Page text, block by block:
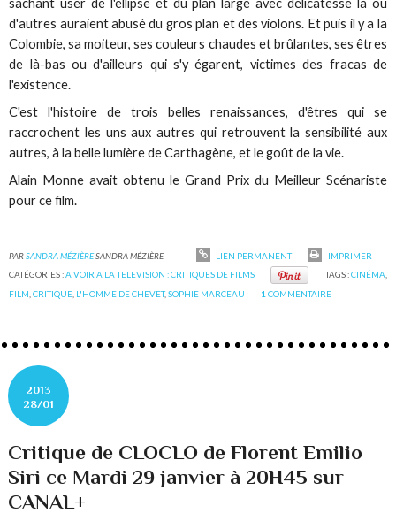
d'autres auraient abusé du gros plan et des violons. Et puis il y a la
Colombie, sa moiteur, ses couleurs chaudes et brûlantes, ses êtres
de là-bas ou d'ailleurs qui s'y égarent, victimes des fracas de
l'existence.
C'est l'histoire de trois belles renaissances, d'êtres qui se
raccrochent les uns aux autres qui retrouvent la sensibilité aux
autres, à la belle lumière de Carthagène, et le goût de la vie.
Alain Monne avait obtenu le Grand Prix du Meilleur Scénariste
pour ce film.
PARSANDRA MÉZIÈRESANDRA MÉZIÈRE LIEN PERMANENT
IMPRIMER
CATÉGORIES :A VOIR A LA TELEVISION : CRITIQUES DE FILMS TAGS :CINÉMA
FILM ,CRITIQUE L'HOMME DE CHEVET,SOPHIE MARCEAU 1 COMMENTAIRE
2013
28/01
Critique de CLOCLO de Florent Emilio
Siri ce Mardi 29 janvier à 20H45 sur
CANAL+